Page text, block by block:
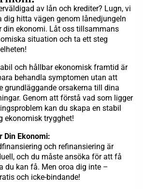
av lån och krediter? Lugn, vi
dig hitta vägen genom lånedjungeln
din ekonomi. Låt oss tillsammans
situation och ta ett steg
och hållbar ekonomisk framtid är
behandla symptomen utan att
grundläggande orsakerna till dina
Genom att förstå vad som ligger
kan du skapa en stabil
ekonomisk trygghet!
Din Ekonomi:
och refinansiering är
och du måste ansöka för att få
du kan få. Men oroa dig inte –
och icke-bindande!